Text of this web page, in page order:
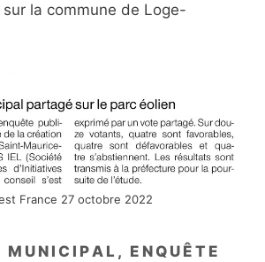
la commune de Loge-
France 27 octobre 2022
MUNICIPAL , ENQUÊTE